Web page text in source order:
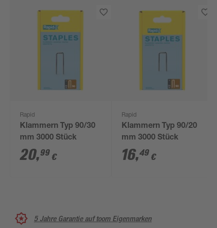
Rapid
Klammern Typ 90/30
mm 3000 Stück
20,99 €
Rapid
Klammern Typ 90/20
mm 3000 Stück
16,49 €
5 Jahre Garantie auf toom Eigenmarken